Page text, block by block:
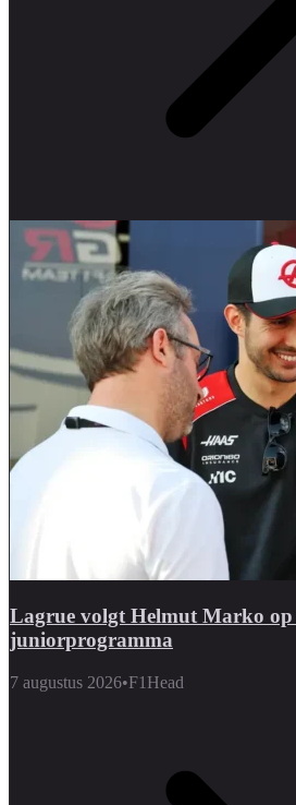
Lagrue volgt Helmut Marko
juniorprogramma
7 augustus 2026•F1Head